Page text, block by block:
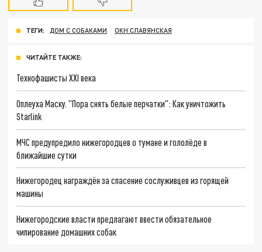
ТЕГИ: ДОМ С СОБАКАМИ ОКН СЛАВЯНСКАЯ
ЧИТАЙТЕ ТАКЖЕ:
Технофашисты XXI века
Оплеуха Маску. "Пора снять белые перчатки": Как уничтожить
Starlink
МЧС предупредило нижегородцев о тумане и гололёде в
ближайшие сутки
Нижегородец награждён за спасение сослуживцев из горящей
машины
Нижегородские власти предлагают ввести обязательное
чипирование домашних собак